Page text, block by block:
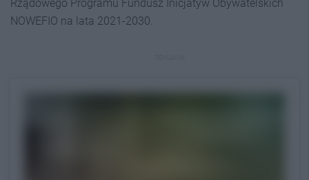
Rządowego Programu Fundusz Inicjatyw Obywatelskich
NOWEFIO na lata 2021-2030.